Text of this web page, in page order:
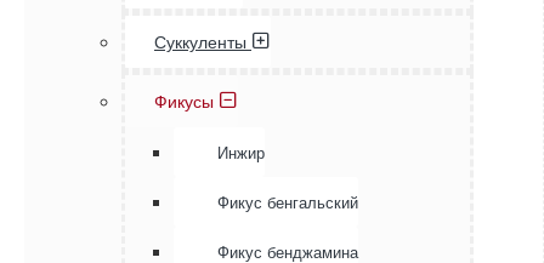
Суккуленты
Фикусы
Инжир
Фикус бенгальский
Фикус бенджамина